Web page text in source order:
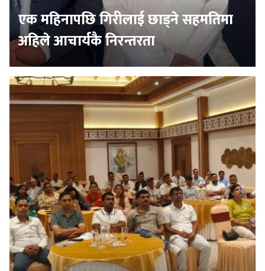
एक महिनापछि गिरीलाई छाड्ने सहमतिमा
अहिले आचार्यकै निरन्तरता